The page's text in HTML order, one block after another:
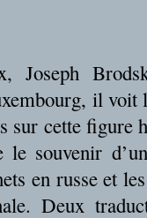
Joseph
il
cette figure
souvenir
en russe et
Deux